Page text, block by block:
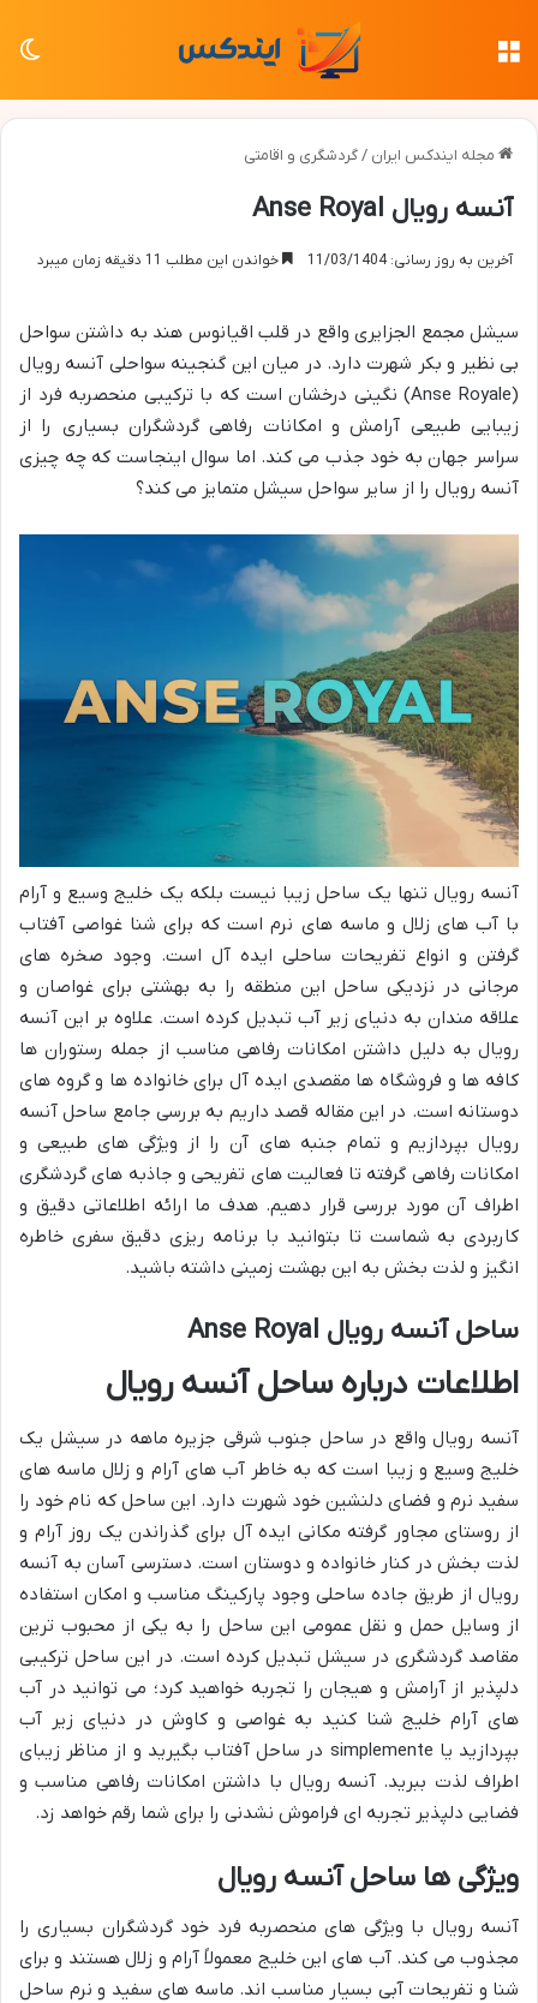
مجله ایندکس ایران /گردشگری و اقامتی
آنسه رویال Anse Royal
آخرین به روز رسانی: 11/03/1404 خواندن این مطلب 11 دقیقه زمان میبرد
سیشل مجمع الجزایری واقع در قلب اقیانوس هند به داشتن سواحل
بی نظیر و بکر شهرت دارد. در میان این گنجینه سواحلی آنسه رویال
(Anse Royale) نگینی درخشان است که با ترکیبی منحصربه فرد از
زیبایی طبیعی آرامش و امکانات رفاهی گردشگران بسیاری را از
سراسر جهان به خود جذب می کند. اما سوال اینجاست که چه چیزی
آنسه رویال را از سایر سواحل سیشل متمایز می کند؟
آنسه رویال تنها یک ساحل زیبا نیست بلکه یک خلیج وسیع و آرام
با آب های زلال و ماسه های نرم است که برای شنا غواصی آفتاب
گرفتن و انواع تفریحات ساحلی ایده آل است. وجود صخره های
مرجانی در نزدیکی ساحل این منطقه را به بهشتی برای غواصان و
علاقه مندان به دنیای زیر آب تبدیل کرده است. علاوه بر این آنسه
رویال به دلیل داشتن امکانات رفاهی مناسب از جمله رستوران ها
کافه ها و فروشگاه ها مقصدی ایده آل برای خانواده ها و گروه های
دوستانه است. در این مقاله قصد داریم به بررسی جامع ساحل آنسه
رویال بپردازیم و تمام جنبه های آن را از ویژگی های طبیعی و
امکانات رفاهی گرفته تا فعالیت های تفریحی و جاذبه های گردشگری
اطراف آن مورد بررسی قرار دهیم. هدف ما ارائه اطلاعاتی دقیق و
کاربردی به شماست تا بتوانید با برنامه ریزی دقیق سفری خاطره
انگیز و لذت بخش به این بهشت زمینی داشته باشید.
ساحل آنسه رویال Anse Royal
اطلاعات درباره ساحل آنسه رویال
آنسه رویال واقع در ساحل جنوب شرقی جزیره ماهه در سیشل یک
خلیج وسیع و زیبا است که به خاطر آب های آرام و زلال ماسه های
سفید نرم و فضای دلنشین خود شهرت دارد. این ساحل که نام خود را
از روستای مجاور گرفته مکانی ایده آل برای گذراندن یک روز آرام و
لذت بخش در کنار خانواده و دوستان است. دسترسی آسان به آنسه
رویال از طریق جاده ساحلی وجود پارکینگ مناسب و امکان استفاده
از وسایل حمل و نقل عمومی این ساحل را به یکی از محبوب ترین
مقاصد گردشگری در سیشل تبدیل کرده است. در این ساحل ترکیبی
دلپذیر از آرامش و هیجان را تجربه خواهید کرد؛ می توانید در آب
های آرام خلیج شنا کنید به غواصی و کاوش در دنیای زیر آب
بپردازید یا simplemente در ساحل آفتاب بگیرید و از مناظر زیبای
اطراف لذت ببرید. آنسه رویال با داشتن امکانات رفاهی مناسب و
فضایی دلپذیر تجربه ای فراموش نشدنی را برای شما رقم خواهد زد.
ویژگی ها ساحل آنسه رویال
آنسه رویال با ویژگی های منحصربه فرد خود گردشگران بسیاری را
مجذوب می کند. آب های این خلیج معمولاً آرام و زلال هستند و برای
شنا و تفریحات آبی بسیار مناسب اند. ماسه های سفید و نرم ساحل